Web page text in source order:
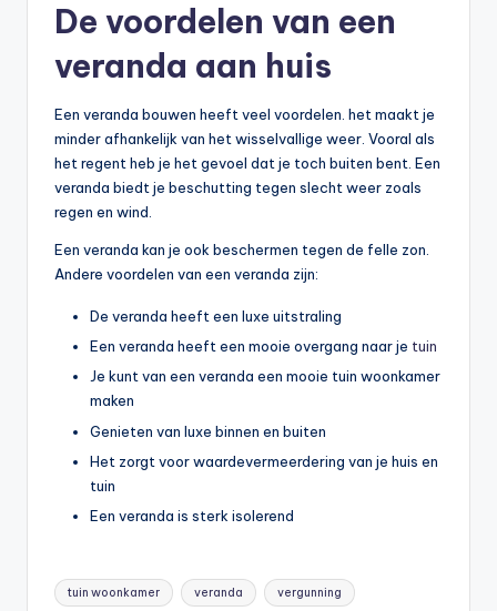
De voordelen van een
veranda aan huis
Een veranda bouwen heeft veel voordelen. het maakt je
minder afhankelijk van het wisselvallige weer. Vooral als
het regent heb je het gevoel dat je toch buiten bent. Een
veranda biedt je beschutting tegen slecht weer zoals
regen en wind.
Een veranda kan je ook beschermen tegen de felle zon.
Andere voordelen van een veranda zijn:
De veranda heeft een luxe uitstraling
Een veranda heeft een mooie overgang naar je tuin
Je kunt van een veranda een mooie tuin woonkamer
maken
Genieten van luxe binnen en buiten
Het zorgt voor waardevermeerdering van je huis en
tuin
Een veranda is sterk isolerend
Tags:
tuin woonkamer veranda vergunning